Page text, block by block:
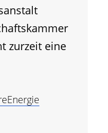
zurzeit eine